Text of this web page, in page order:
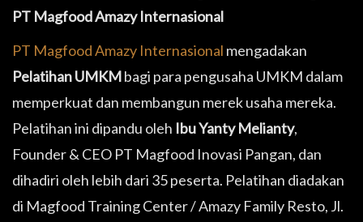
PT Magfood Amazy Internasional
PT Magfood Amazy Internasional mengadakan
Pelatihan UMKMbagi para pengusaha UMKM dalam
memperkuat dan membangun merek usaha mereka.
Pelatihan ini dipandu oleh Ibu Yanty Melianty,
Founder & CEO PT Magfood Inovasi Pangan, dan
dihadiri oleh lebih dari 35 peserta. Pelatihan diadakan
di Magfood Training Center / Amazy Family Resto, Jl.